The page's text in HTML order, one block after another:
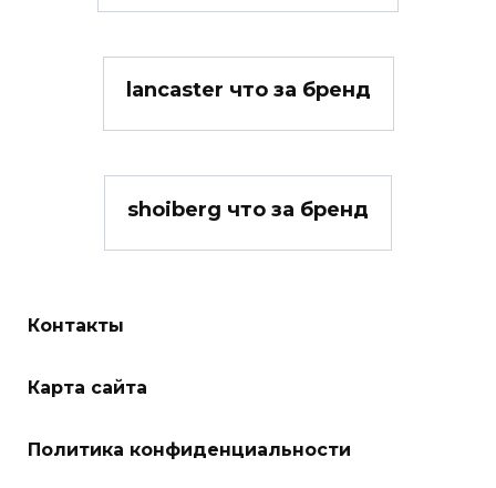
lancaster что за бренд
shoiberg что за бренд
Контакты
Карта сайта
Политика конфиденциальности